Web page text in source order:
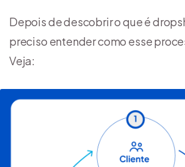
Depois de descobrir o que é
preciso entender como esse
Veja: